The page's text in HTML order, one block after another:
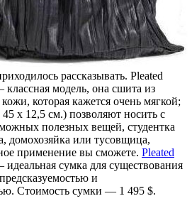
рассказывать. Pleated
классная модель, она сшита из
которая кажется очень мягкой;
х 12,5 см.) позволяют носить с
полезных вещей, студентка
домохозяйка или тусовщица,
применение вы сможете. Pleated
идеальная сумка для существования
и
Стоимость сумки — 1 495 $.